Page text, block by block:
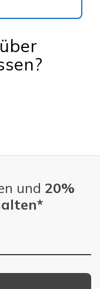
und 20%